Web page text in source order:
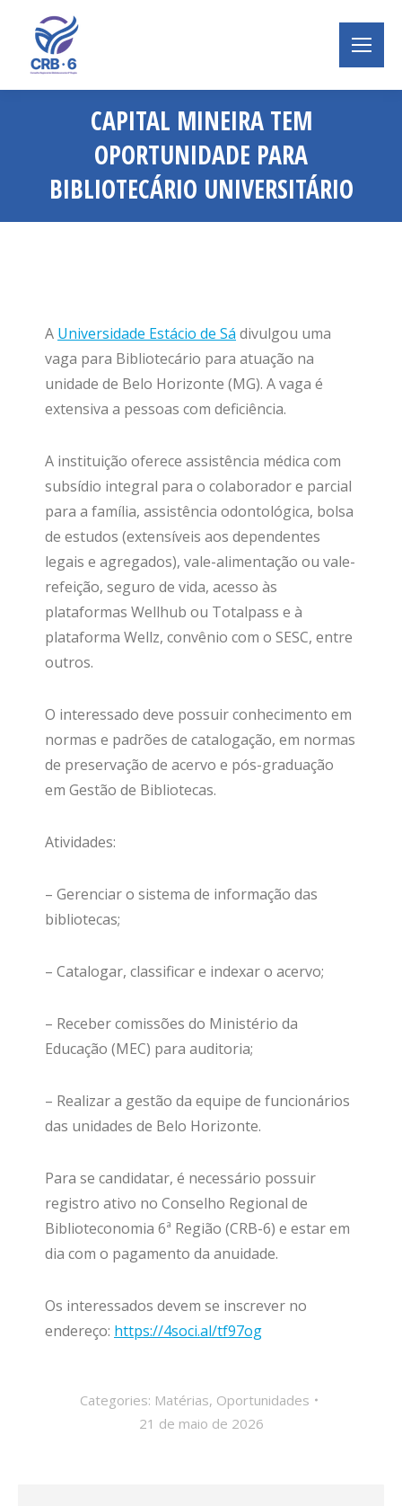
CAPITAL MINEIRA TEM
OPORTUNIDADE PARA
BIBLIOTECÁRIO UNIVERSITÁRIO
Você está aqui:
A Universidade Estácio de Sá divulgou uma
vaga para Bibliotecário para atuação na
unidade de Belo Horizonte (MG). A vaga é
extensiva a pessoas com deficiência.
A instituição oferece assistência médica com
subsídio integral para o colaborador e parcial
para a família, assistência odontológica, bolsa
de estudos (extensíveis aos dependentes
legais e agregados), vale-alimentação ou vale-
refeição, seguro de vida, acesso às
plataformas Wellhub ou Totalpass e à
plataforma Wellz, convênio com o SESC, entre
outros.
O interessado deve possuir conhecimento em
normas e padrões de catalogação, em normas
de preservação de acervo e pós-graduação
em Gestão de Bibliotecas.
Atividades:
– Gerenciar o sistema de informação das
bibliotecas;
– Catalogar, classificar e indexar o acervo;
– Receber comissões do Ministério da
Educação (MEC) para auditoria;
– Realizar a gestão da equipe de funcionários
das unidades de Belo Horizonte.
Para se candidatar, é necessário possuir
registro ativo no Conselho Regional de
Biblioteconomia 6ª Região (CRB-6) e estar em
dia com o pagamento da anuidade.
Os interessados devem se inscrever no
endereço: https://4soci.al/tf97og
Categories: Matérias, Oportunidades
21 de maio de 2026